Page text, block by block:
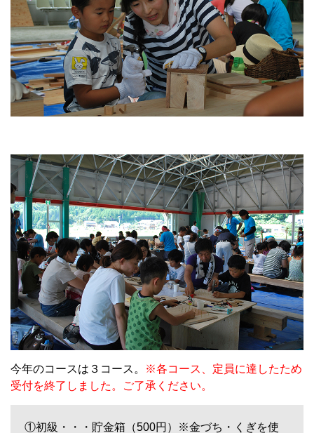
今年のコースは３コース。
※各コース、定員に達したため
受付を終了しました。ご了承ください。
①初級・・・貯金箱（500円）※金づち・くぎを使